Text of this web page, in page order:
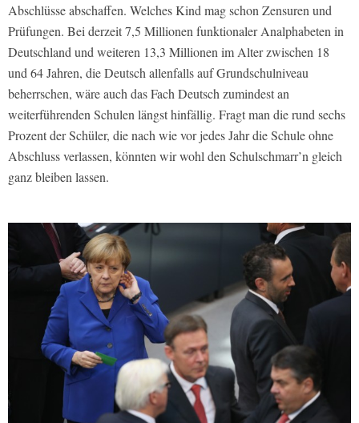
Abschlüsse abschaffen. Welches Kind mag schon Zensuren und
Prüfungen. Bei derzeit 7,5 Millionen funktionaler Analphabeten in
Deutschland und weiteren 13,3 Millionen im Alter zwischen 18
und 64 Jahren, die Deutsch allenfalls auf Grundschulniveau
beherrschen, wäre auch das Fach Deutsch zumindest an
weiterführenden Schulen längst hinfällig. Fragt man die rund sechs
Prozent der Schüler, die nach wie vor jedes Jahr die Schule ohne
Abschluss verlassen, könnten wir wohl den Schulschmarr’n gleich
ganz bleiben lassen.